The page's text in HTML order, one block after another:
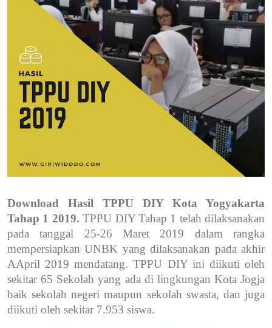
Download Hasil TPPU DIY Kota Yogyakarta
Tahap 1 2019.TPPU DIY Tahap 1 telah dilaksanakan
pada tanggal 25-26 Maret 2019 dalam rangka
mempersiapkan UNBK yang dilaksanakan pada akhir
AApril 2019 mendatang. TPPU DIY ini diikuti oleh
sekitar 65 Sekolah yang ada di lingkungan Kota Jogja
baik sekolah negeri maupun sekolah swasta, dan juga
diikuti oleh sekitar 7.953 siswa.